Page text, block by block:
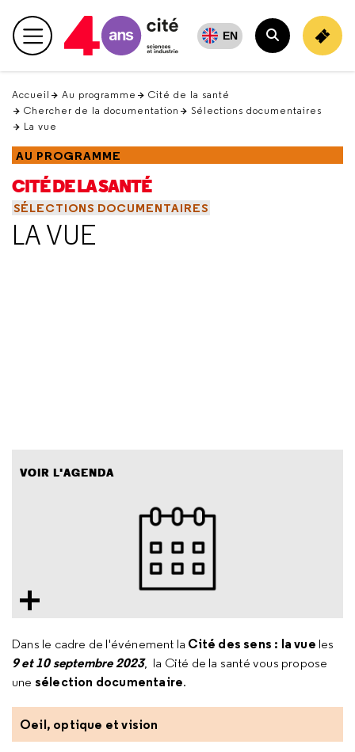
en
haut Menu principal EN
Rechercher
Accueil Au programme
Cité de la santé
Chercher de la documentation
Sélections documentaires
La vue
AU PROGRAMME
CITÉ DE LA SANTÉ
SÉLECTIONS DOCUMENTAIRES
LA VUE
VOIR L'AGENDA
Dans le cadre de l'événement la Cité des sens : la vue les
9 et 10 septembre 2023, la Cité de la santé vous propose
une sélection documentaire.
Oeil, optique et vision